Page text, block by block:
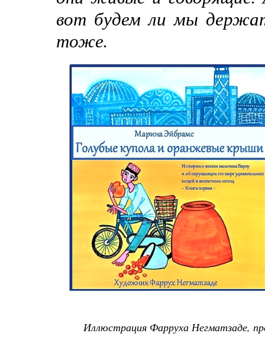
вот будем ли мы
тоже.
Иллюстрация Фарруха Негматзаде,